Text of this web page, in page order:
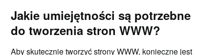
Jakie umiejętności są potrzebne
do tworzenia stron WWW?
Aby skutecznie tworzyć strony WWW, konieczne jest